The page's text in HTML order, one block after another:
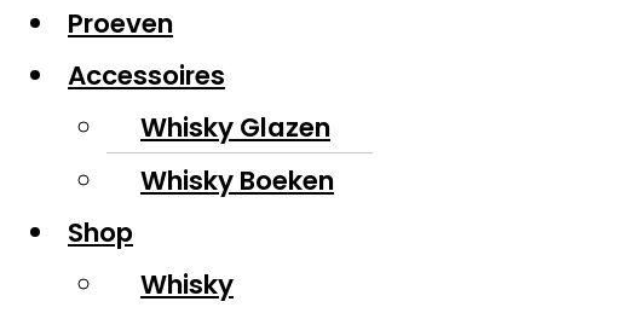
Proeven
Accessoires
Whisky Glazen
Whisky Boeken
Shop
Whisky